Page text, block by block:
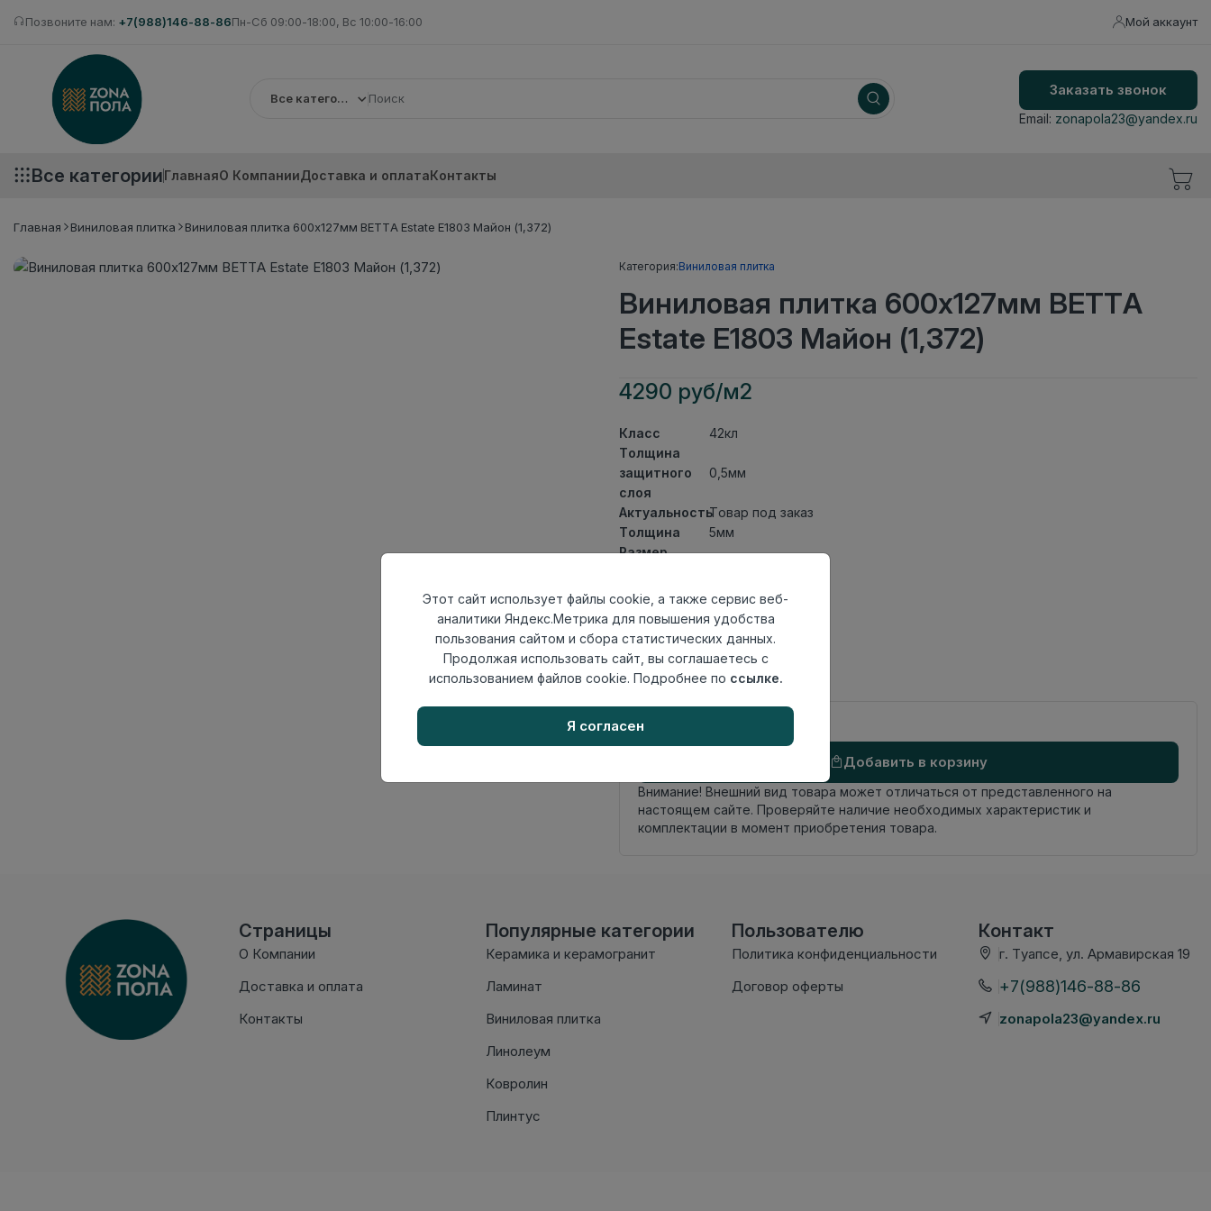
Позвоните нам: +7(988)146-88-86Пн-Сб 09:00-18:00, Вс 10:00-16:00 Мой аккаунт
Все категории
Заказать звонок
Email: zonapola23@yandex.ru
Все категорииГлавнаяО КомпанииДоставка и оплатаКонтакты
Главная Виниловая плитка Виниловая плитка 600x127мм BETTA Estate E1803 Майон (1,372)
Категория:Виниловая плитка
Виниловая плитка 600x127мм BETTA
Estate E1803 Майон (1,372)
4290 руб/м2
Класс
42кл
Толщина
защитного
слоя
0,5мм
АктуальностьТовар под заказ
Толщина
5мм
Размер
Теплый пол
до +27 градусов
Способ
Замковый метод
Фаска
Страна
происхождения
Китай
Осталось
Добавить в корзину
Внимание! Внешний вид товара может отличаться от представленного на
настоящем сайте. Проверяйте наличие необходимых характеристик и
комплектации в момент приобретения товара.
Страницы
О Компании
Доставка и оплата
Контакты
Популярные категории
Керамика и керамогранит
Ламинат
Виниловая плитка
Линолеум
Ковролин
Плинтус
Пользователю
Политика конфиденциальности
Договор оферты
Контакт
г. Туапсе, ул. Армавирская 19
+7(988)146-88-86
zonapola23@yandex.ru
Этот сайт использует файлы cookie, а также сервис веб-
аналитики Яндекс.Метрика для повышения удобства
пользования сайтом и сбора статистических данных.
Продолжая использовать сайт, вы соглашаетесь с
использованием файлов cookie. Подробнее по ссылке.
Я согласен